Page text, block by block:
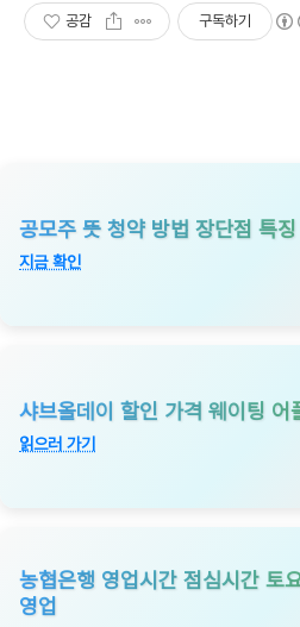
공감 구독하기
공모주 뜻 청약 방법 장단점 특징
지금 확인
샤브올데이 할인 가격 웨이팅 어
읽으러 가기
농협은행 영업시간 점심시간 토
영업